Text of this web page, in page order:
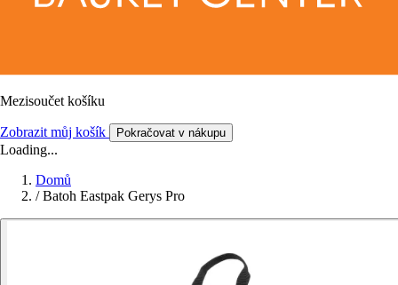
Mezisoučet košíku
Zobrazit můj košík Pokračovat v nákupu
Loading...
Domů
/ Batoh Eastpak Gerys Pro